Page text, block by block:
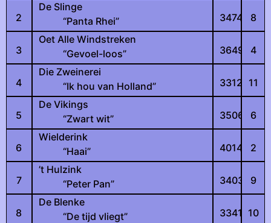
2
De Slinge
“Panta Rhei”
3474 8
3
Oet Alle Windstreken
“Gevoel-loos”
3649 4
4
Die Zweinerei
“Ik hou van Holland”
3312 11
5
De Vikings
“Zwart wit”
3506 6
6
Wielderink
“Haai”
4014 2
7
’t Hulzink
“Peter Pan”
3403 9
8
De Blenke
“De tijd vliegt”
3341 10